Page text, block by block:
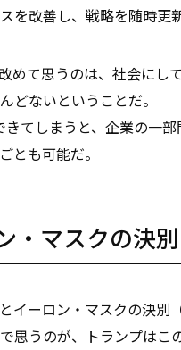
を改善し、戦略を随時更
めて思うのは、社会にし
どないということだ。
てしまうと、企業の一
とも可能だ。
・マスクの決
イーロン・マスクの決別
思うのが、トランプはこ